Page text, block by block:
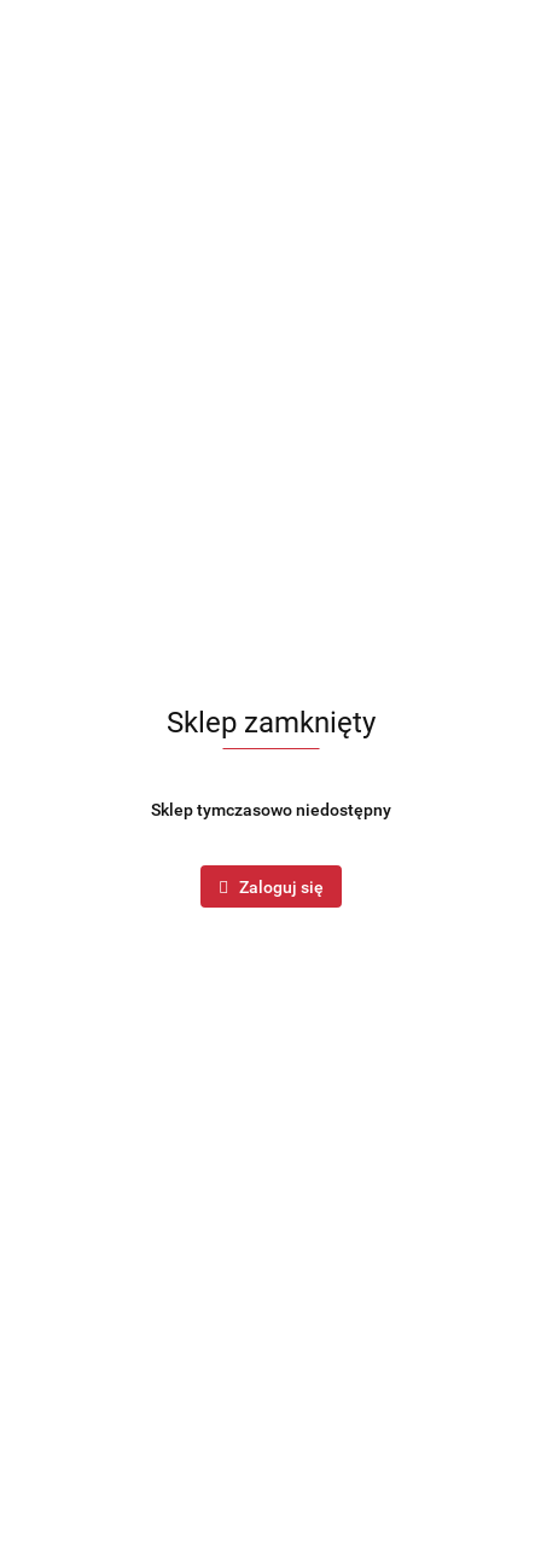
Sklep zamknięty
Sklep tymczasowo niedostępny
Zaloguj się